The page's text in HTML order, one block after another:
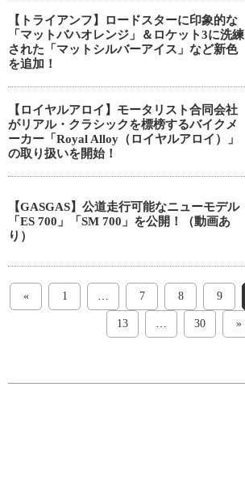
【トライアンフ】ロードスターに印象的な
「マットバハオレンジ」＆ロケット3に洗練
された「マットシルバーアイス」など新色
を追加！
【ロイヤルアロイ】モータリスト合同会社
がリアル・クラシックを標榜するバイクメ
ーカー「Royal Alloy（ロイヤルアロイ）」
の取り扱いを開始！
【GASGAS】公道走行可能なニューモデル
「ES 700」「SM 700」を公開！（動画あ
り）
« 1 … 7 8 9
13 … 30 »